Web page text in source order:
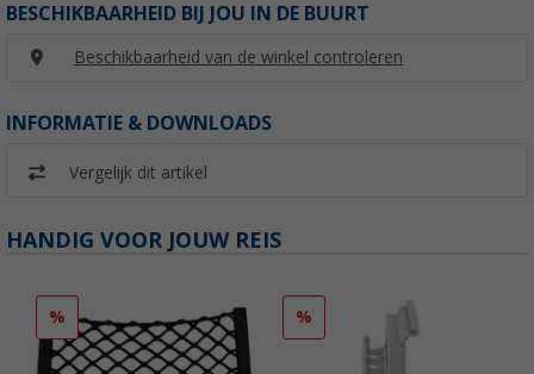
BESCHIKBAARHEID BIJ JOU IN DE BUURT
Beschikbaarheid van de winkel controleren
INFORMATIE & DOWNLOADS
Vergelijk dit artikel
HANDIG VOOR JOUW REIS
% %